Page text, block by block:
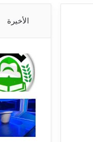
الأخيرة